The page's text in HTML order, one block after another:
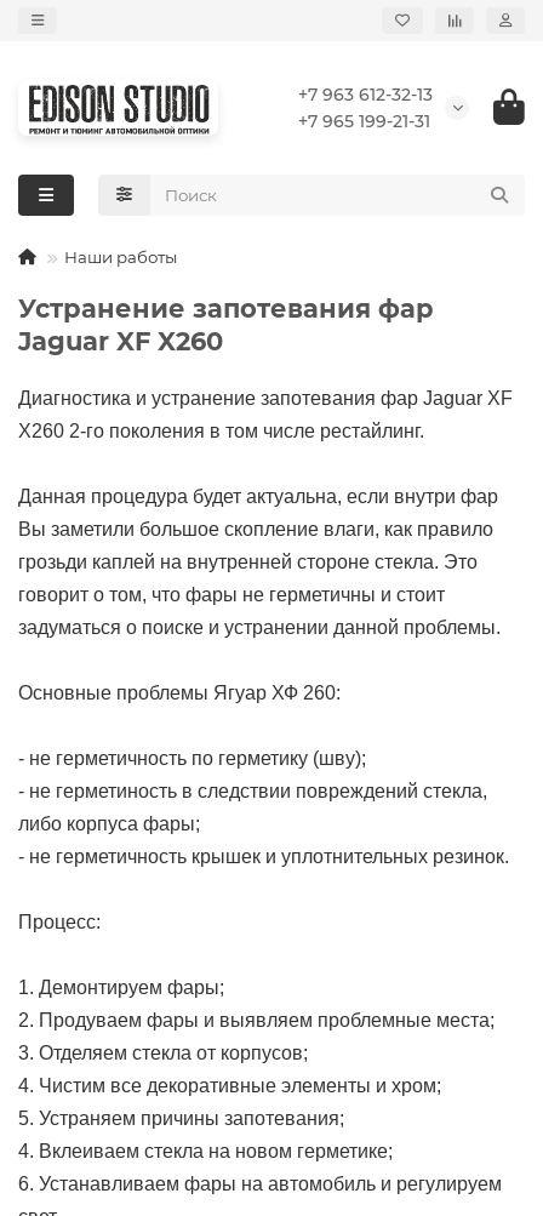
+7 963 612-32-13
+7 965 199-21-31
Наши работы
Устранение запотевания фар
Jaguar XF X260
Диагностика и устранение запотевания фар Jaguar XF
X260 2-го поколения в том числе рестайлинг.
Данная процедура будет актуальна, если внутри фар
Вы заметили большое скопление влаги, как правило
грозьди каплей на внутренней стороне стекла. Это
говорит о том, что фары не герметичны и стоит
задуматься о поиске и устранении данной проблемы.
Основные проблемы Ягуар ХФ 260:
- не герметичность по герметику (шву);
- не герметиность в следствии повреждений стекла,
либо корпуса фары;
- не герметичность крышек и уплотнительных резинок.
Процесс:
1. Демонтируем фары;
2. Продуваем фары и выявляем проблемные места;
3. Отделяем стекла от корпусов;
4. Чистим все декоративные элементы и хром;
5. Устраняем причины запотевания;
4. Вклеиваем стекла на новом герметике;
6. Устанавливаем фары на автомобиль и регулируем